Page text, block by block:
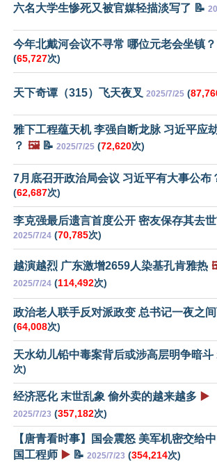
六名大学生惨死又被官媒轻描淡写了 📝
今年北戴河会议不寻常 哪位元老会坐镇
(65,727次)
天下奇谭（315）飞天夜叉 2025/7/25 (
雅下工程蕴天机 李强自断龙脉 习近平应
？ 🖼️📝 2025/7/25 (72,620次)
7月底召开政治局会议 习近平有大事公布
(62,687次)
李克强最后遗言首度公开 密友保存其去
2025/7/24 (70,785次)
越演越烈 广东激增2659人染基孔肯雅热
2025/7/24 (114,492次)
政治老人联手反对派政变 总书记一夜之
(64,008次)
天水幼儿铅中毒案背后或涉高层明争暗斗
次)
经济恶化 末世乱象 偷外卖的越来越多 ▶️
2025/7/23 (357,182次)
【唐青看时事】国会震怒 美军机密交给中
国工程师 ▶️ 📝 2025/7/23 (354,214次)